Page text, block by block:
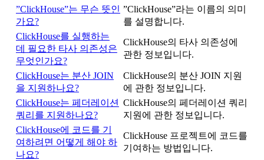
”ClickHouse”는 무슨 뜻인
가요?
”ClickHouse”라는 이름의 의미
를 설명합니다.
ClickHouse를 실행하는
데 필요한 타사 의존성은
무엇인가요?
ClickHouse의 타사 의존성에
관한 정보입니다.
ClickHouse는 분산 JOIN
을 지원하나요?
ClickHouse의 분산 JOIN 지원
에 관한 정보입니다.
ClickHouse는 페더레이션
쿼리를 지원하나요?
ClickHouse의 페더레이션 쿼리
지원에 관한 정보입니다.
ClickHouse에 코드를 기
여하려면 어떻게 해야 하
나요?
ClickHouse 프로젝트에 코드를
기여하는 방법입니다.